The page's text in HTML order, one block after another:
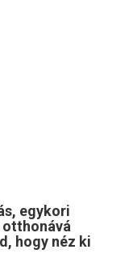
egykori
hogy néz ki